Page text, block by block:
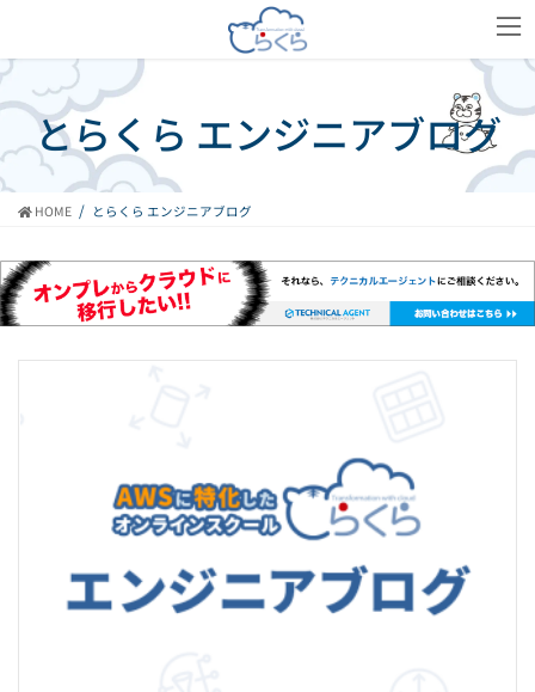
テ
ン
ツ
ス
キ
ゲ
ー
シ
ン
に
とらくら エンジニアブログ
HOME とらくら エンジニアブログ